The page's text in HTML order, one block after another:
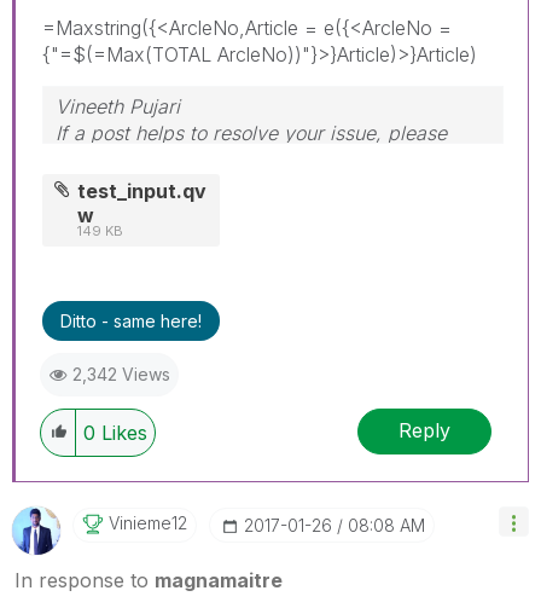
=Maxstring({<ArcleNo,Article = e({<ArcleNo =
{"=$(=Max(TOTAL ArcleNo))"}>}Article)>}Article)
Vineeth Pujari
If a post helps to resolve your issue, please
test_input.qv
w
149 KB
Ditto - same here!
2,342 Views
0 Likes Reply
Vinieme12 ‎2017-01-26 08:08 AM
In response to magnamaitre